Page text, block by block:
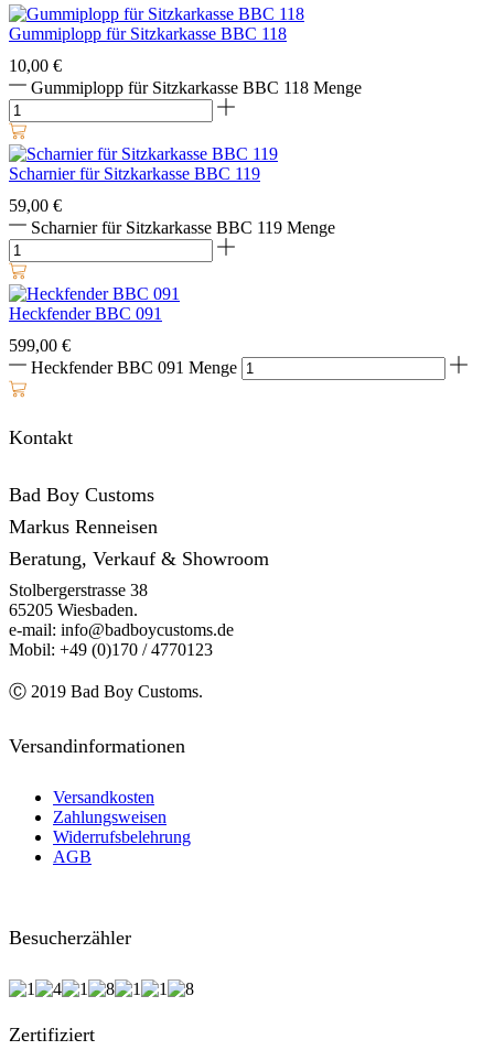
Gummiplopp für Sitzkarkasse BBC 118
10,00 €
Gummiplopp für Sitzkarkasse BBC 118 Menge
Scharnier für Sitzkarkasse BBC 119
59,00 €
Scharnier für Sitzkarkasse BBC 119 Menge
Heckfender BBC 091
599,00 €
Heckfender BBC 091 Menge
Kontakt
Bad Boy Customs
Markus Renneisen
Beratung, Verkauf & Showroom
Stolbergerstrasse 38
65205 Wiesbaden.
e-mail: info@badboycustoms.de
Mobil: +49 (0)170 / 4770123
Ⓒ 2019 Bad Boy Customs.
Versandinformationen
Versandkosten
Zahlungsweisen
Widerrufsbelehrung
AGB
Besucherzähler
Zertifiziert